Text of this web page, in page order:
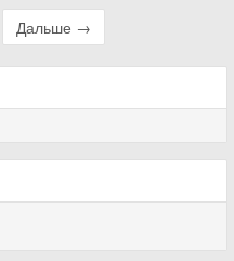
Дальше →